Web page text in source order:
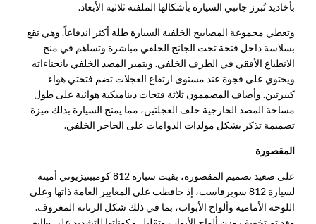
بأخاديد تُبرز جانبي السيارة بأشكالها الملفتة ثلاثية الأبعاد.
وتعطي مجموعة المصابيح الخلفية السيارة طلة أكثر اندفاعاً. وهي تقع
بسلاسة داخل فتحة تحت الجانح الخلفي مباشرة وتساهم في منح
الانطباع الأفقي في الطرف الخلفي. ويتميز المصد الخلفي بانحناءاته
ويحتوي على فجوة عند مستوى ارتفاع العجلات تضم فتحتي هواء
كبيرتين. وأضاف المصممون ثلاثة فتحات ديناميكية هوائية على طول
مساحة المصد الخارجية خلف العجلتين، مما يمنح السيارة بذلك ميزة
تصميمة تذكر بشكل مولدات الدوامات على الحاجز الخلفي.
المقصورة
على صعيد تصميم المقصورة، بقيت سيارة 812 كومبيتيزيوني أمينة
لسيارة 812 سوبرفاست، إذ حافظت على المعايير العامة ذاتها وعلى
اللوحة الأمامية وألواح الأبواب، بما في ذلك شكل الرنانة المعروف.